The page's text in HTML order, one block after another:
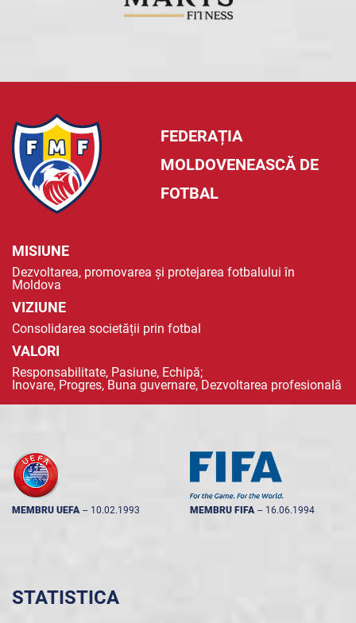
FEDERAȚIA
MOLDOVENEASCĂ DE
FOTBAL
MISIUNE
Dezvoltarea, promovarea și protejarea fotbalului în
Moldova
VIZIUNE
Consolidarea societății prin fotbal
VALORI
Responsabilitate, Pasiune, Echipă;
Inovare, Progres, Buna guvernare, Dezvoltarea profesională
MEMBRU UEFA -- 10.02.1993 MEMBRU FIFA -- 16.06.1994
STATISTICA